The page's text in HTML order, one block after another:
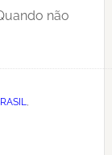
não
,